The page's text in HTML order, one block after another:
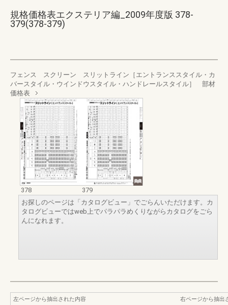
規格価格表エクステリア編_2009年度版 378-
379(378-379)
フェンス スクリーン スリットライン［エントランススタイル・カ
バースタイル・ウインドウスタイル・ハンドレールスタイル］ 部材
価格表
378
379
お探しのページは「カタログビュー」でごらんいただけます。カ
タログビューではweb上でパラパラめくりながらカタログをごら
んになれます。
左ページから抽出された内容
右ページから抽出